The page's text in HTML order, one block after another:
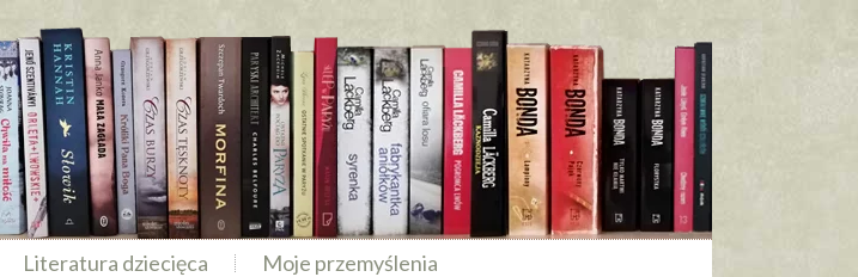
Literatura dziecięca
Moje przemyślenia